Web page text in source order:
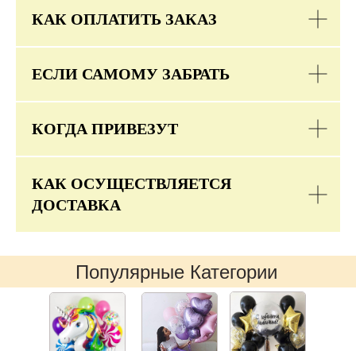
КАК ОПЛАТИТЬ ЗАКАЗ
ЕСЛИ САМОМУ ЗАБРАТЬ
КОГДА ПРИВЕЗУТ
КАК ОСУЩЕСТВЛЯЕТСЯ
ДОСТАВКА
Популярные Категории